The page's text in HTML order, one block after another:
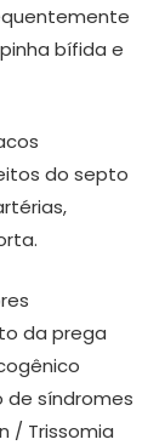
bífida e
do septo
da prega
de síndromes
/ Trissomia